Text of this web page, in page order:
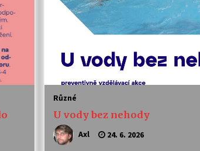
Různé
U vody bez nehody
Axl 24. 6. 2026